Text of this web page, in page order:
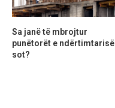
Sa janë të mbrojtur
punëtorët e ndërtimtarisë
sot?